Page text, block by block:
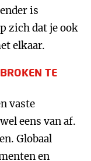
is
zich dat je ook
elkaar.
TE
vaste
eens van af.
Globaal
en